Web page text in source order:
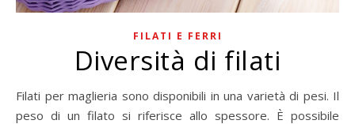
FILATI E FERRI
Diversità di filati
Filati per maglieria sono disponibili in una varietà di pesi. Il
peso di un filato si riferisce allo spessore. È possibile